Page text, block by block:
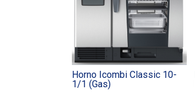
Horno Icombi Classic 10-
1/1 (Gas)